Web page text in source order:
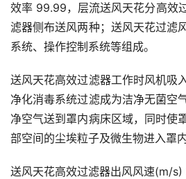
效率 99.99，层流送风天花分高效
滤器侧布送风两种；送风天花过滤
系统、操作控制系统等组成。
送风天花高效过滤器工作时风机吸
净化消毒系统过滤成为洁净无菌空
净空气送到罩内病床区域，同时使
部空间的尘埃粒子及微生物进入罩内
送风天花高效过滤器出风风速(m/